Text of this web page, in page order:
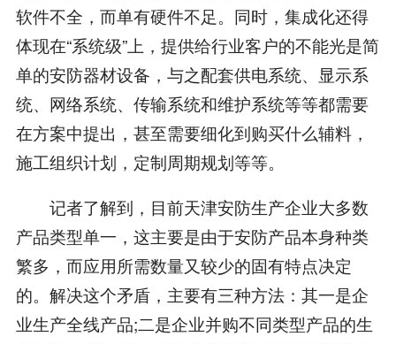
软件不全，而单有硬件不足。同时，集成化还得
体现在“系统级”上，提供给行业客户的不能光是简
单的安防器材设备，与之配套供电系统、显示系
统、网络系统、传输系统和维护系统等等都需要
在方案中提出，甚至需要细化到购买什么辅料，
施工组织计划，定制周期规划等等。
记者了解到，目前天津安防生产企业大多数
产品类型单一，这主要是由于安防产品本身种类
繁多，而应用所需数量又较少的固有特点决定
的。解决这个矛盾，主要有三种方法：其一是企
业生产全线产品;二是企业并购不同类型产品的生